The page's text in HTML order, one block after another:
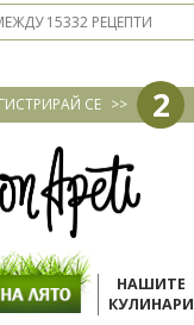
СЕ >> 2
НАШИТЕ
КУЛИНАРИ